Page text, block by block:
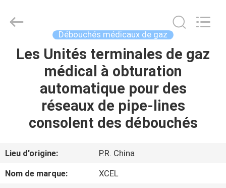
MAISON
PRODUITS
DE
NOUS
Solutions
Débouchés médicaux de gaz
Les Unités terminales de gaz
médical à obturation
automatique pour des
réseaux de pipe-lines
consolent des débouchés
Lieu d'origine:
P.R. China
Nom de marque:
XCEL